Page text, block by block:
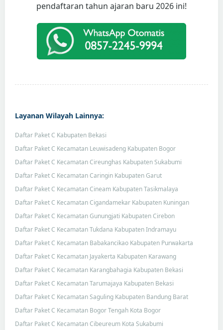
pendaftaran tahun ajaran baru 2026 ini!
Layanan Wilayah Lainnya:
Daftar Paket C Kabupaten Bekasi
Daftar Paket C Kecamatan Leuwisadeng Kabupaten Bogor
Daftar Paket C Kecamatan Cireunghas Kabupaten Sukabumi
Daftar Paket C Kecamatan Caringin Kabupaten Garut
Daftar Paket C Kecamatan Cineam Kabupaten Tasikmalaya
Daftar Paket C Kecamatan Cigandamekar Kabupaten Kuningan
Daftar Paket C Kecamatan Gunungjati Kabupaten Cirebon
Daftar Paket C Kecamatan Tukdana Kabupaten Indramayu
Daftar Paket C Kecamatan Babakancikao Kabupaten Purwakarta
Daftar Paket C Kecamatan Jayakerta Kabupaten Karawang
Daftar Paket C Kecamatan Karangbahagia Kabupaten Bekasi
Daftar Paket C Kecamatan Tarumajaya Kabupaten Bekasi
Daftar Paket C Kecamatan Saguling Kabupaten Bandung Barat
Daftar Paket C Kecamatan Bogor Tengah Kota Bogor
Daftar Paket C Kecamatan Cibeureum Kota Sukabumi